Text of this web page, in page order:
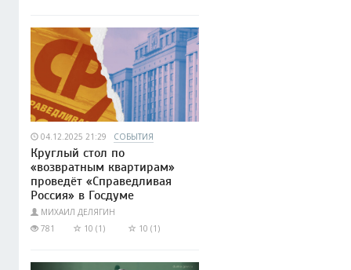
04.12.2025 21:29 СОБЫТИЯ
Круглый стол по
«возвратным квартирам»
проведёт «Справедливая
Россия» в Госдуме
МИХАИЛ ДЕЛЯГИН
781
10 (1) 10 (1)